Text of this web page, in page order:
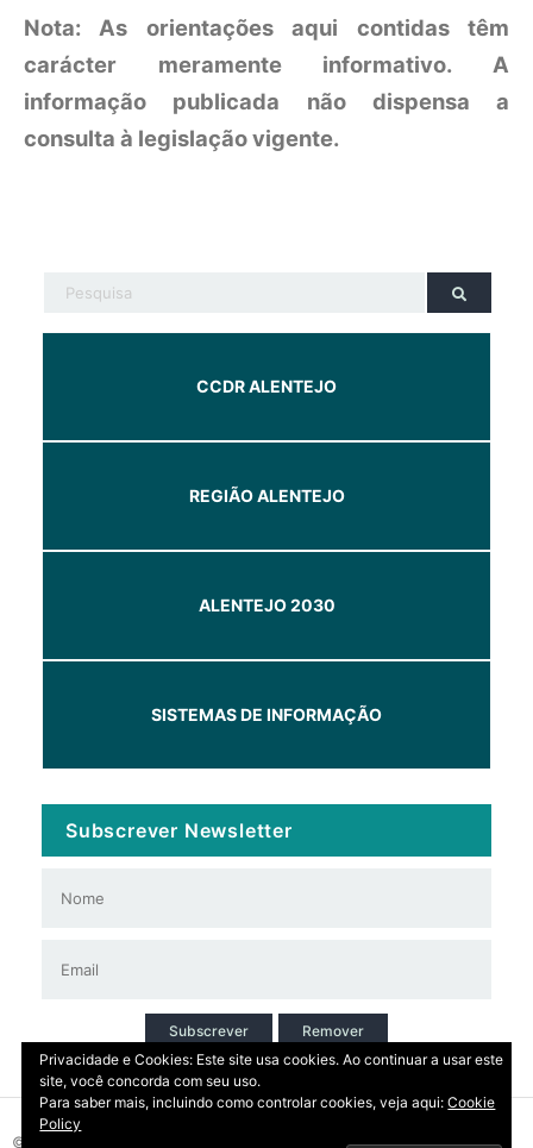
Nota: As orientações aqui contidas têm
carácter meramente informativo. A
informação publicada não dispensa a
consulta à legislação vigente.
CCDR ALENTEJO
REGIÃO ALENTEJO
ALENTEJO 2030
SISTEMAS DE INFORMAÇÃO
Subscrever Newsletter
Subscrever Remover
© 2026 Copyright: DIRT | CCDR Alentejo, I.P.
Privacidade e Cookies: Este site usa cookies. Ao continuar a usar este
site, você concorda com seu uso.
Para saber mais, incluindo como controlar cookies, veja aqui:Cookie
Policy